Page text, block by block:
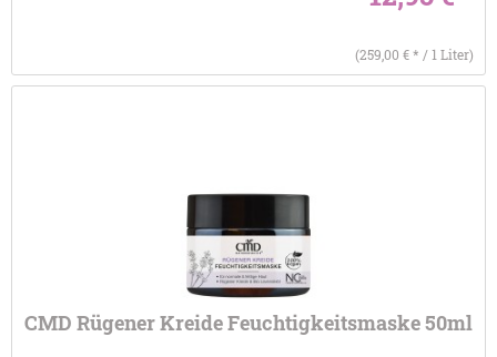
(259,00 € * / 1 Liter)
CMD Rügener Kreide Feuchtigkeitsmaske 50ml